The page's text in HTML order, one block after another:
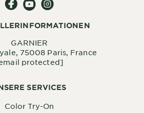
SERVICES
Color Try-On
GARNIER
75008 Paris, France
protected]